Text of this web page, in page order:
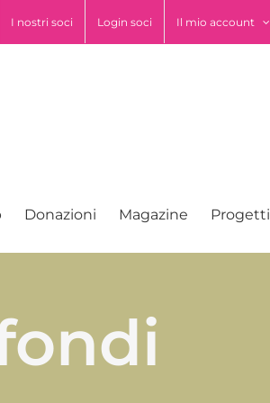
I nostri soci Login soci Il mio account
Donazioni Magazine Progetti